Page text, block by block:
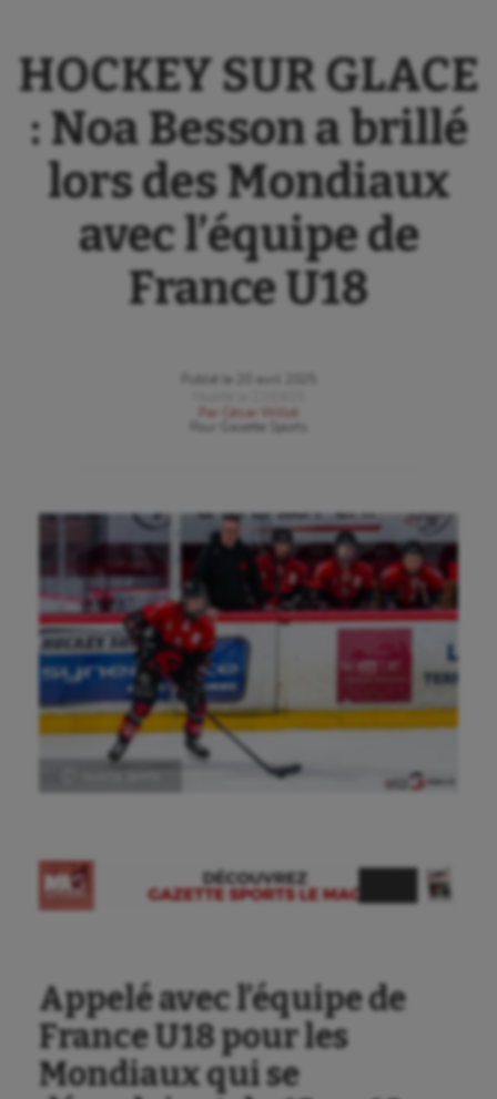
HOCKEY SUR GLACE
: Noa Besson a brillé
lors des Mondiaux
avec l’équipe de
France U18
Publié le
20 avril 2025
Par
César Willot
Gazette Sports
Appelé avec l’équipe de
France U18 pour les
Mondiaux qui se